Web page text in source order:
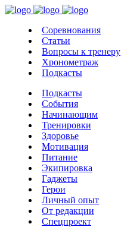
Соревнования
Статьи
Вопросы к тренеру
Хронометраж
Подкасты
Подкасты
События
Начинающим
Тренировки
Здоровье
Мотивация
Питание
Экипировка
Гаджеты
Герои
Личный опыт
От редакции
Спецпроект